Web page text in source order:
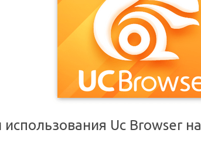
использования Uc Browser